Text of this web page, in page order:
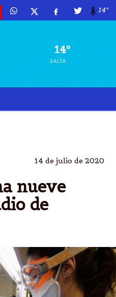
14º
14º
SALTA
14 de julio de 2020
nueve
de